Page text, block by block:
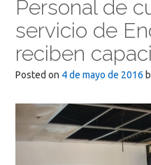
Personal de
servicio de
reciben
Posted on 4 de mayo de 2016